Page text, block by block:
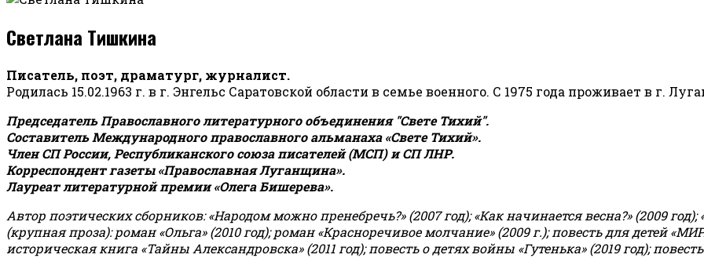
Светлана Тишкина
Писатель, поэт, драматург, журналист.
Родилась 15.02.1963 г. в г. Энгельс Саратовской области в семье военного. С 1975 года проживает в г.
Председатель Православного литературного объединения "Свете Тихий".
Составитель Международного православного альманаха «Свете Тихий».
Член СП России, Республиканского союза писателей (МСП) и СП ЛНР.
Корреспондент газеты «Православная Луганщина».
Лауреат литературной премии «Олега Бишерева».
Автор поэтических сборников: «Народом можно пренебречь?» (2007 год); «Как начинается весна?» (2009
(крупная проза): роман «Ольга» (2010 год); роман «Красноречивое молчание» (2009 г.); повесть для детей
историческая книга «Тайны Александровска» (2011 год); повесть о детях войны «Гутенька» (2019 год);